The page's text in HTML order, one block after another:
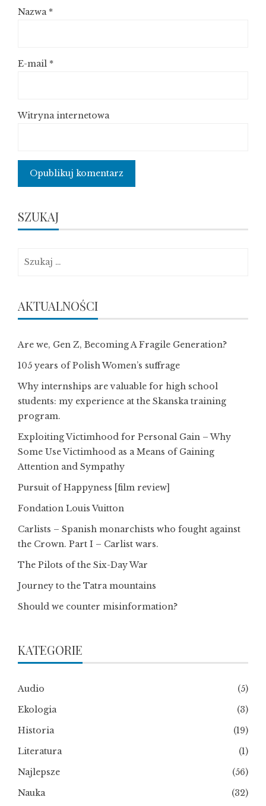
Nazwa *
E-mail *
Witryna internetowa
SZUKAJ
AKTUALNOŚCI
Are we, Gen Z, Becoming A Fragile Generation?
105 years of Polish Women’s suffrage
Why internships are valuable for high school
students: my experience at the Skanska training
program.
Exploiting Victimhood for Personal Gain – Why
Some Use Victimhood as a Means of Gaining
Attention and Sympathy
Pursuit of Happyness [film review]
Fondation Louis Vuitton
Carlists – Spanish monarchists who fought against
the Crown. Part I – Carlist wars.
The Pilots of the Six-Day War
Journey to the Tatra mountains
Should we counter misinformation?
KATEGORIE
Audio
(5)
Ekologia
(3)
Historia
(19)
Literatura
(1)
Najlepsze
(56)
Nauka
(32)